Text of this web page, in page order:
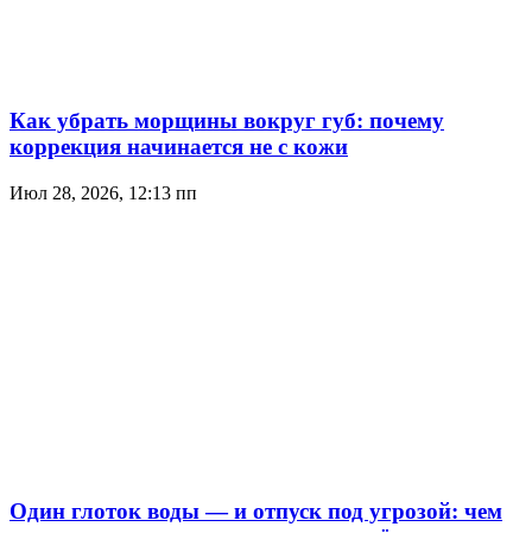
Как убрать морщины вокруг губ: почему
коррекция начинается не с кожи
Июл 28, 2026, 12:13 пп
Один глоток воды — и отпуск под угрозой: чем